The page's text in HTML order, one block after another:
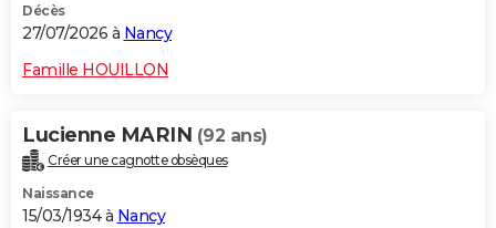
Décès
27/07/2026 à Nancy
Famille HOUILLON
Lucienne MARIN (92 ans)
Créer une cagnotte obsèques
Naissance
15/03/1934 à Nancy